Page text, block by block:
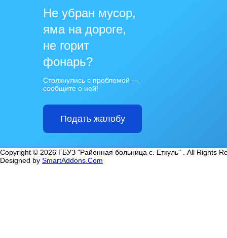
Не убран мусор,
яма на дороге,
не горит
фонарь?
Столкнулись с проблемой —
сообщите о ней!
Подать жалобу
Copyright © 2026 ГБУЗ "Районная больница с. Еткуль" . All Rights
Designed by SmartAddons.Com